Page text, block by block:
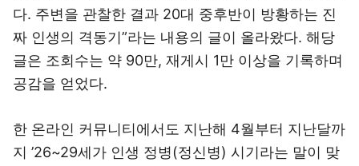
다. 주변을 관찰한 결과 20대 중후반이 방황하는 진
짜 인생의 격동기”라는 내용의 글이 올라왔다. 해당
글은 조회수는 약 90만, 재게시 1만 이상을 기록하며
공감을 얻었다.
한 온라인 커뮤니티에서도 지난해 4월부터 지난달까
지 ’26~29세가 인생 정병(정신병) 시기라는 말이 맞